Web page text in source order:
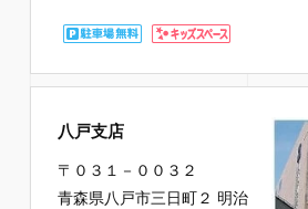
八戸支店
〒０３１－００３２
青森県八戸市三日町２ 明治